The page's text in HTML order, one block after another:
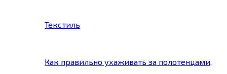
Текстиль
Как правильно ухаживать за полотенцами,